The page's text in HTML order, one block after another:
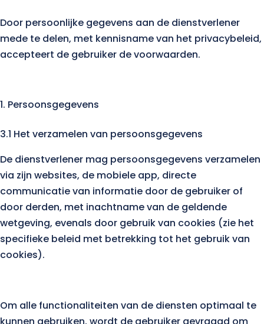
Door persoonlijke gegevens aan de dienstverlener
mede te delen, met kennisname van het privacybeleid,
accepteert de gebruiker de voorwaarden.
Persoonsgegevens
3.1 Het verzamelen van persoonsgegevens
De dienstverlener mag persoonsgegevens verzamelen
via zijn websites, de mobiele app, directe
communicatie van informatie door de gebruiker of
door derden, met inachtname van de geldende
wetgeving, evenals door gebruik van cookies (zie het
specifieke beleid met betrekking tot het gebruik van
cookies).
Om alle functionaliteiten van de diensten optimaal te